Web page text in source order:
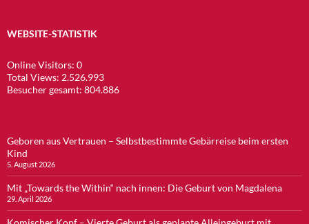
WEBSITE-STATISTIK
Online Visitors: 0
Total Views: 2.526.993
Besucher gesamt: 804.886
Geboren aus Vertrauen – Selbstbestimmte Gebärreise beim ersten
Kind
5. August 2026
Mit „Towards the Within“ nach innen: Die Geburt von Magdalena
29. April 2026